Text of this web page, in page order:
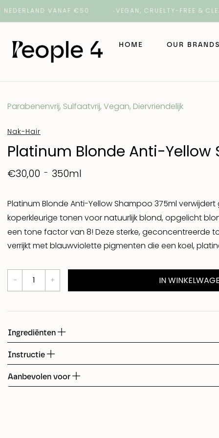
VANAF €50 VEGAN, CRUELTY-FREE & CLEAN
HOME OUR BRANDS
ORI Lab
Number 4
Shed
Fudge
Parabenenvrij, Sulfaatvrij, Vegan, Diervriendelijk
Nak-Hair
Platinum Blonde Anti-Yellow
€30,00 350ml
Platinum Blonde Anti-Yellow Shampoo 375ml
koperkleurige tonen voor natuurlijk blond, opgelicht
een tone factor van 8! Deze sterke, geconcentreerde
verrijkt met blauwviolette pigmenten die een koel,
Ingrediënten
Instructie
Aanbevolen voor
IN